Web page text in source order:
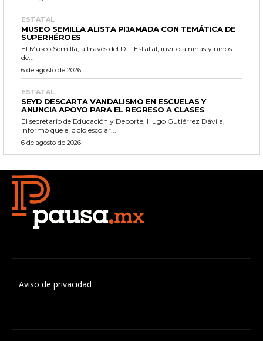
ESTATAL
MUSEO SEMILLA ALISTA PIJAMADA CON TEMÁTICA DE
SUPERHÉROES
El Museo Semilla, a través del DIF Estatal, invitó a niñas y niños
de...
6 de agosto de 2026
ESTATAL
SEYD DESCARTA VANDALISMO EN ESCUELAS Y
ANUNCIA APOYO PARA EL REGRESO A CLASES
El secretario de Educación y Deporte, Hugo Gutiérrez Dávila,
informó que el ciclo escolar...
6 de agosto de 2026
Aviso de privacidad